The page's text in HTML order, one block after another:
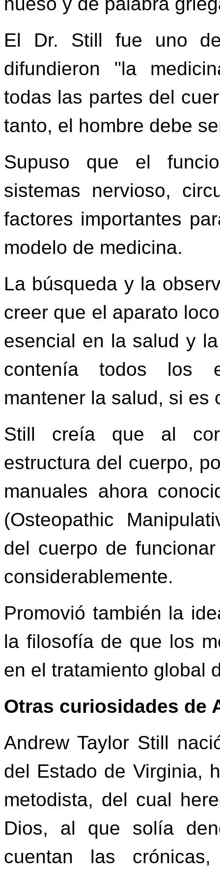
El Dr. Still fue uno
difundieron "la
todas las partes del
tanto, el hombre debe
Supuso que el
sistemas nervioso,
factores importantes
modelo de medicina.
La búsqueda y la
creer que el aparato
esencial en la salud y
contenía todos los
mantener la salud, si es
Still creía que al
estructura del cuerpo,
manuales ahora
(Osteopathic
del cuerpo de
considerablemente.
Promovió también la
la filosofía de que los
en el tratamiento global
Otras curiosidades de
Andrew Taylor Still
del Estado de Virginia,
metodista, del cual
Dios, al que solía
cuentan las